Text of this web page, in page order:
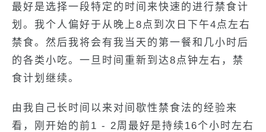
最好是选择一段特定的时间来快速的进行禁食计
划。我个人偏好于从晚上8点到次日下午4点左右
禁食。然后我将会有我当天的第一餐和几小时后
的各类小吃。一旦时间重新到达8点钟左右，禁
食计划继续。
由我自己长时间以来对间歇性禁食法的经验来
看，刚开始的前1 - 2周最好是持续16个小时左右